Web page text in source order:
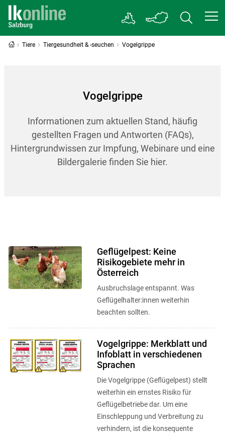
Skip to main content
Tiere Tiergesundheit & -seuchen Vogelgrippe
Vogelgrippe
Informationen zum aktuellen Stand, häufig
gestellten Fragen und Antworten (FAQs),
Hintergrundwissen zur Impfung, Webinare und eine
Bildergalerie finden Sie hier.
Geflügelpest: Keine
Risikogebiete mehr in
Österreich
Ausbruchslage entspannt. Was
Geflügelhalter:innen weiterhin
beachten sollten.
Vogelgrippe: Merkblatt und
Infoblatt in verschiedenen
Sprachen
Die Vogelgrippe (Geflügelpest) stellt
weiterhin ein ernstes Risiko für
Geflügelbetriebe dar. Um eine
Einschleppung und Verbreitung zu
verhindern, ist die konsequente